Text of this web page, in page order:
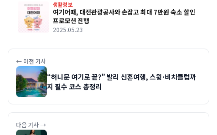
생활정보
여기어때, 대전관광공사와 손잡고 최대 7만원 숙소 할인
프로모션 진행
2025.05.23
← 이전 기사
“허니문 여기로 끝?” 발리 신혼여행, 스윙·비치클럽까
지 필수 코스 총정리
다음 기사 →